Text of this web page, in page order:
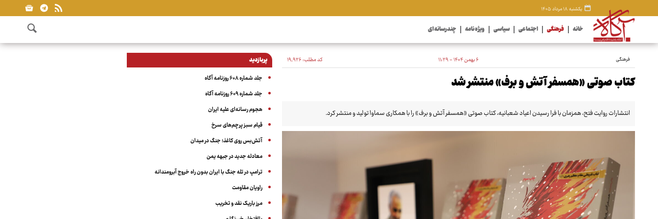
یکشنبه ۱۸ مرداد ۱۴۰۵
خانه فرهنگی اجتماعی سیاسی ویژه نامه چندرسانه ای
فرهنگی ۶ بهمن ۱۴۰۴ - ۱۱:۲۹ کد مطلب:۱۹٬۹۲۶
کتاب صوتی «همسفر آتش و برف» منتشر شد
انتشارات روایت فتح، همزمان با فرا رسیدن اعیاد شعبانیه، کتاب صوتی «همسفر آتش و برف» را با همکاری سماوا تولید و منتشر کرد.
پربازدید
جلد شماره ۶۰۸ روزنامه آگاه
جلد شماره ۶۰۹ روزنامه آگاه
هجوم رسانه‌ای علیه ایران
قیام سبز پرچم‌های سرخ
آتش‌بس روی کاغذ؛ جنگ در میدان
معادله جدید در جبهه یمن
ترامپ در تله جنگ با ایران بدون راه خروج آبرومندانه
راویان مقاومت
مرز باریک نقد و تخریب